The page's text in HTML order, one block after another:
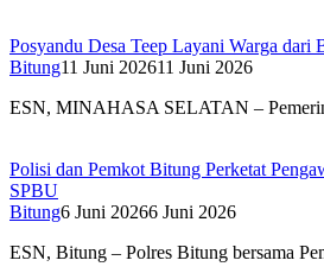
Posyandu Desa Teep Layani Warga dari
Bitung11 Juni 202611 Juni 2026
ESN, MINAHASA SELATAN –
Polisi dan Pemkot Bitung Perketat
SPBU
Bitung6 Juni 20266 Juni 2026
ESN, Bitung – Polres Bitung bersama